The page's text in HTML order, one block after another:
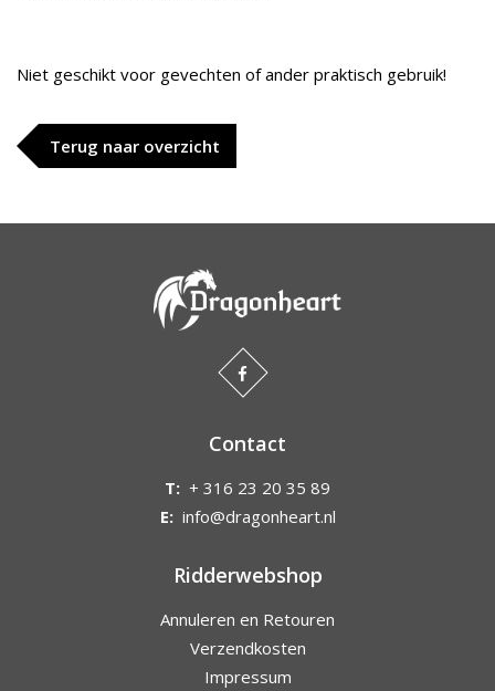
Niet geschikt voor gevechten of ander praktisch gebruik!
Terug naar overzicht
Contact
T: + 316 23 20 35 89
E: info@dragonheart.nl
Ridderwebshop
Annuleren en Retouren
Verzendkosten
Impressum